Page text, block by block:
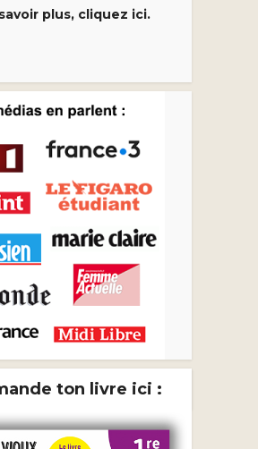
plus, cliquez ici.
ton livre ici :